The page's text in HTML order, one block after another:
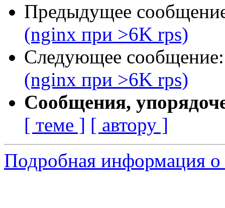
Предыдущее
(nginx при >6K rps)
Следующее
(nginx при >6K rps)
Сообщения,
[ теме ] [ автору ]
Подробная информация